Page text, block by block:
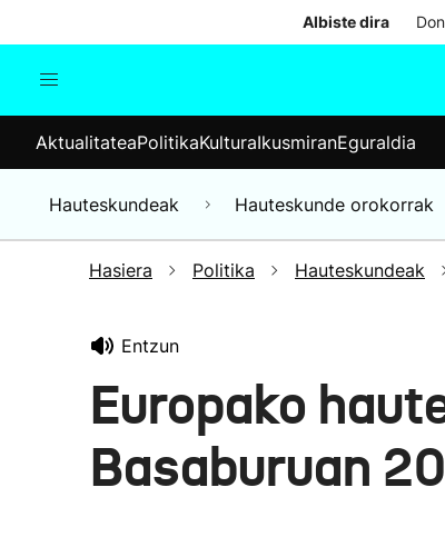
Albiste dira
Munduko albisteak
Hauteskundeak
AktualitateaPolitikaKulturaIkusmiranEguraldia
Hauteskundeak Hauteskunde orokorrak
Hasiera Politika Hauteskundeak
Entzun
Europako
Basaburuan